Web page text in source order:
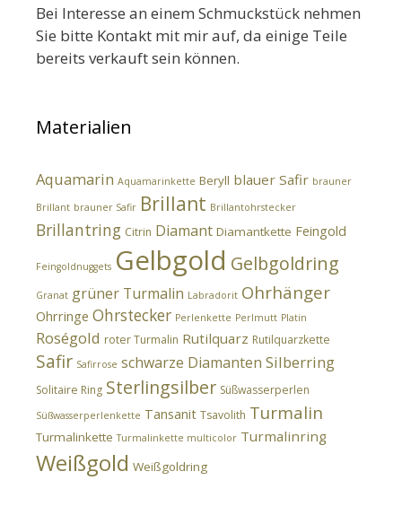
Bei Interesse an einem Schmuckstück nehmen
Sie bitte Kontakt mit mir auf, da einige Teile
bereits verkauft sein können.
Materialien
Aquamarin Aquamarinkette Beryll blauer Safir brauner
Brillant brauner Safir Brillant Brillantohrstecker
Brillantring Citrin Diamant Diamantkette Feingold
Feingoldnuggets Gelbgold Gelbgoldring
Granat grüner Turmalin Labradorit Ohrhänger
Ohrringe Ohrstecker Perlenkette Perlmutt Platin
Roségold roter Turmalin Rutilquarz Rutilquarzkette
Safir Safirrose schwarze Diamanten Silberring
Solitaire Ring Sterlingsilber Süßwasserperlen
Süßwasserperlenkette Tansanit Tsavolith Turmalin
Turmalinkette Turmalinkette multicolor Turmalinring
Weißgold Weißgoldring